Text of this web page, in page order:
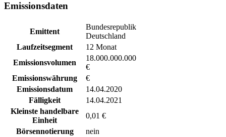
Emissionsdaten
Emittent
Bundesrepublik
Deutschland
Laufzeitsegment
12 Monat
Emissionsvolumen
18.000.000.000
€
Emissionswährung
€
Emissionsdatum
14.04.2020
Fälligkeit
14.04.2021
Kleinste handelbare
Einheit
0,01 €
Börsennotierung
nein